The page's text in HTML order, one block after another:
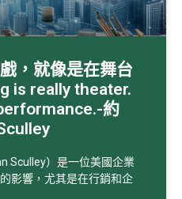
，就像是在舞台
is really theater.
約
Sculley）是一位美國企業
影響，尤其是在行銷和企